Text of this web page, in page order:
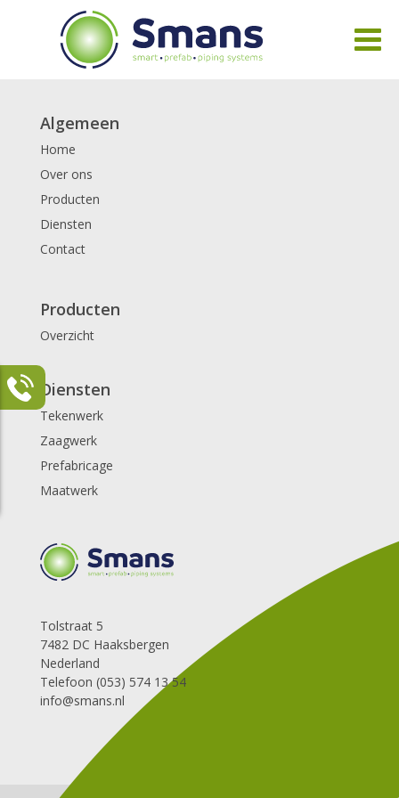
Algemeen
Home
Over ons
Producten
Diensten
Contact
Producten
Overzicht
Diensten
Tekenwerk
Zaagwerk
Prefabricage
Maatwerk
Tolstraat 5
7482 DC Haaksbergen
Nederland
Telefoon (053) 574 13 54
info@smans.nl